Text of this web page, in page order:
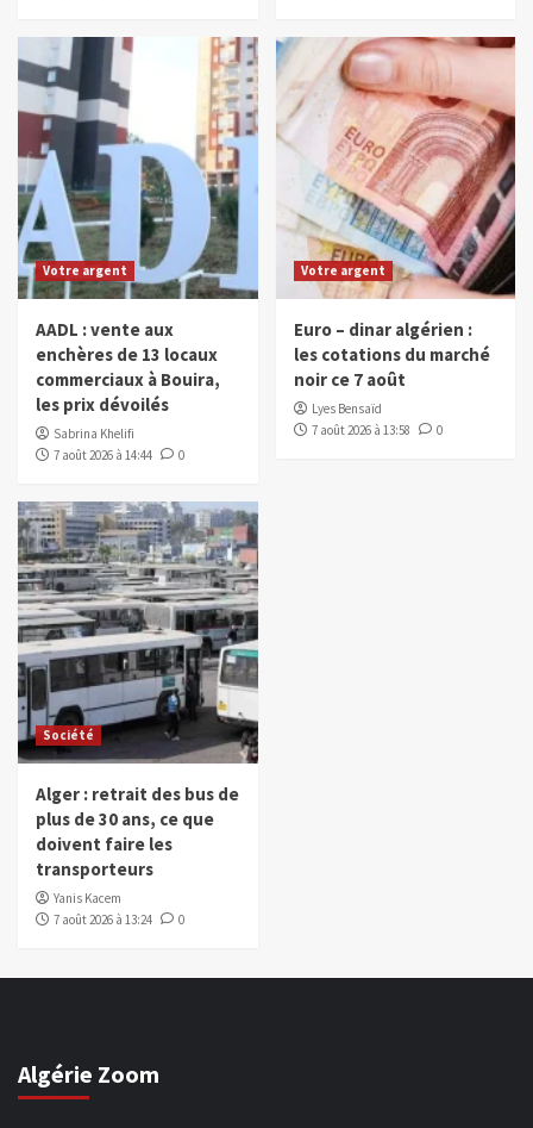
Votre argent
AADL : vente aux
enchères de 13 locaux
commerciaux à Bouira,
les prix dévoilés
Sabrina Khelifi
7 août 2026 à 14:44
0
Votre argent
Euro – dinar algérien :
les cotations du marché
noir ce 7 août
Lyes Bensaïd
7 août 2026 à 13:58
0
Société
Alger : retrait des bus de
plus de 30 ans, ce que
doivent faire les
transporteurs
Yanis Kacem
7 août 2026 à 13:24
0
Algérie Zoom